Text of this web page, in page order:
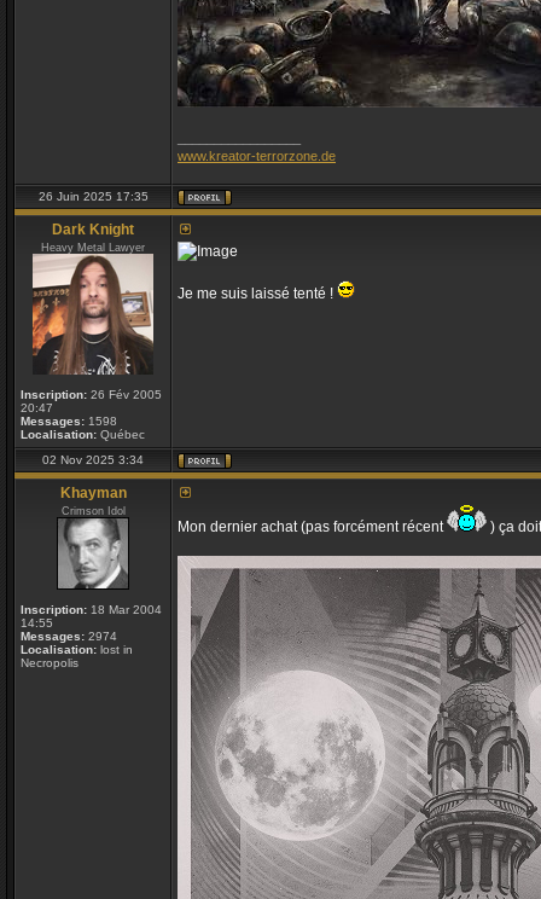
www.kreator-terrorzone.de
26 Juin 2025 17:35
Dark Knight
Heavy Metal Lawyer
Inscription: 26 Fév 2005
20:47
Messages: 1598
Localisation: Québec
Je me suis laissé tenté !
02 Nov 2025 3:34
Khayman
Crimson Idol
Inscription: 18 Mar 2004
14:55
Messages: 2974
Localisation: lost in
Necropolis
Mon dernier achat (pas forcément récent ) ça